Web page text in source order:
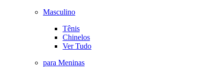
Masculino
Tênis
Chinelos
Ver Tudo
para Meninas